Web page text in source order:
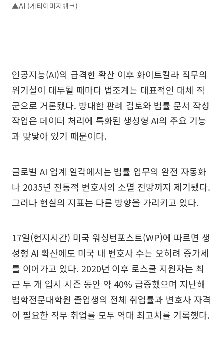
▲AI (게티이미지뱅크)
인공지능(AI)의 급격한 확산 이후 화이트칼라 직무의
위기설이 대두될 때마다 법조계는 대표적인 대체 직
군으로 거론됐다. 방대한 판례 검토와 법률 문서 작성
작업은 데이터 처리에 특화된 생성형 AI의 주요 기능
과 맞닿아 있기 때문이다.
글로벌 AI 업계 일각에서는 법률 업무의 완전 자동화
나 2035년 전통적 변호사의 소멸 전망까지 제기됐다.
그러나 현실의 지표는 다른 방향을 가리키고 있다.
17일(현지시간) 미국 워싱턴포스트(WP)에 따르면 생
성형 AI 확산에도 미국 내 변호사 수는 오히려 증가세
를 이어가고 있다. 2020년 이후 로스쿨 지원자는 최
근 두 개 입시 시즌 동안 약 40% 급증했으며 지난해
법학전문대학원 졸업생의 전체 취업률과 변호사 자격
이 필요한 직무 취업률 모두 역대 최고치를 기록했다.